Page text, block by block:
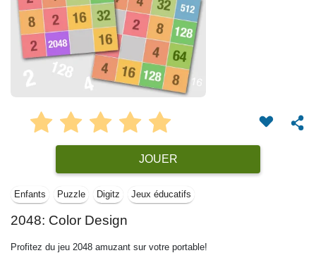
JOUER
Enfants Puzzle Digitz Jeux éducatifs
2048: Color Design
Profitez du jeu 2048 amuzant sur votre portable!